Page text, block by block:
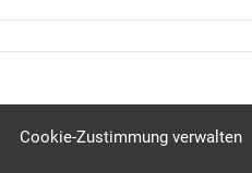
Cookie-Zustimmung verwalten